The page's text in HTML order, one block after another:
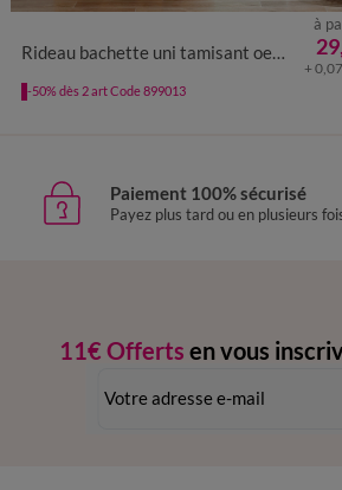
Rideau bachette uni tamisant oeillets
à
+
-50% dès 2 art Code 899013
Paiement 100% sécurisé
Payez plus tard ou en plusieurs
11€ Offerts en vous
conditions dans